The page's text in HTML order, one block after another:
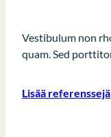
Vestibulum non
quam. Sed
Lisää referenssejä